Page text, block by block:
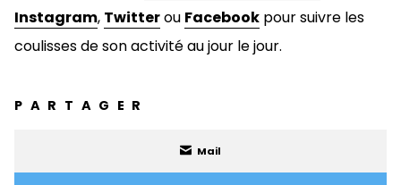
Instagram, Twitterou Facebook pour suivre les
coulisses de son activité au jour le jour.
PARTAGER
Mail